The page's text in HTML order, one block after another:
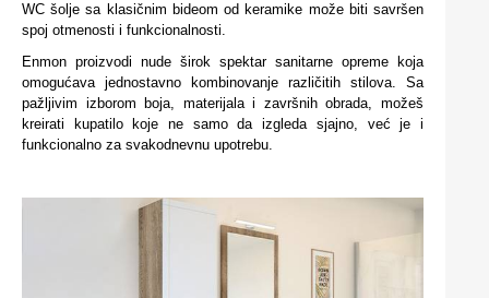
WC šolje sa klasičnim bideom od keramike može biti savršen
spoj otmenosti i funkcionalnosti.
Enmon proizvodi nude širok spektar sanitarne opreme koja
omogućava jednostavno kombinovanje različitih stilova. Sa
pažljivim izborom boja, materijala i završnih obrada, možeš
kreirati kupatilo koje ne samo da izgleda sjajno, već je i
funkcionalno za svakodnevnu upotrebu.